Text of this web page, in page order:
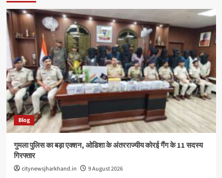
Blog
गुमला पुलिस का बड़ा एक्शन, ओडिशा के अंतरराज्यीय कोरई गैंग के 11 सदस्य
गिरफ्तार
citynewsjharkhand.in 9 August 2026